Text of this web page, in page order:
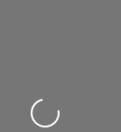
Loading...